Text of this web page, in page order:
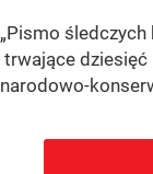
„Pismo
trwające
narodowo-